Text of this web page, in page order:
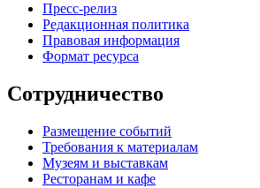
Пресс-релиз
Редакционная политика
Правовая информация
Формат ресурса
Сотрудничество
Размещение событий
Требования к материалам
Музеям и выставкам
Ресторанам и кафе